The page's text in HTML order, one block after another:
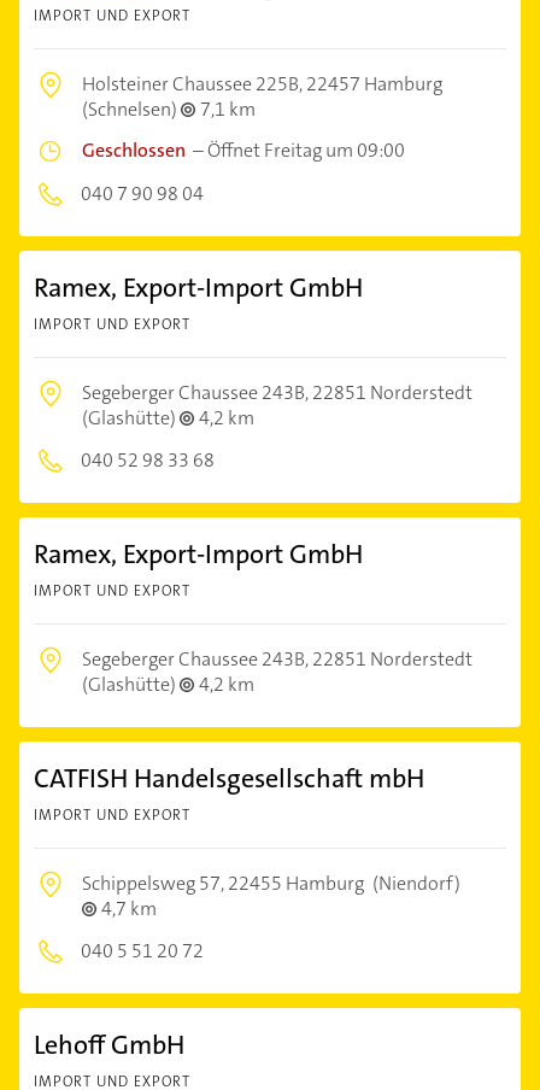
IMPORT UND EXPORT
Holsteiner Chaussee 225B,22457 Hamburg
(Schnelsen)
7,1 km
Geschlossen –Öffnet Freitag um 09:00
040 7 90 98 04
Ramex, Export-Import GmbH
IMPORT UND EXPORT
Segeberger Chaussee 243B,22851 Norderstedt
(Glashütte)
4,2 km
040 52 98 33 68
Ramex, Export-Import GmbH
IMPORT UND EXPORT
Segeberger Chaussee 243B,22851 Norderstedt
(Glashütte)
4,2 km
CATFISH Handelsgesellschaft mbH
IMPORT UND EXPORT
Schippelsweg 57,22455 Hamburg (Niendorf)
4,7 km
040 5 51 20 72
Lehoff GmbH
IMPORT UND EXPORT